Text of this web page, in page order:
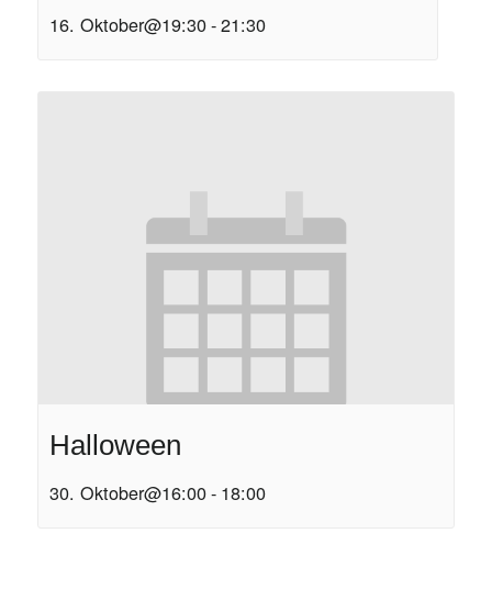
16. Oktober@19:30-21:30
Halloween
30. Oktober@16:00- 18:00